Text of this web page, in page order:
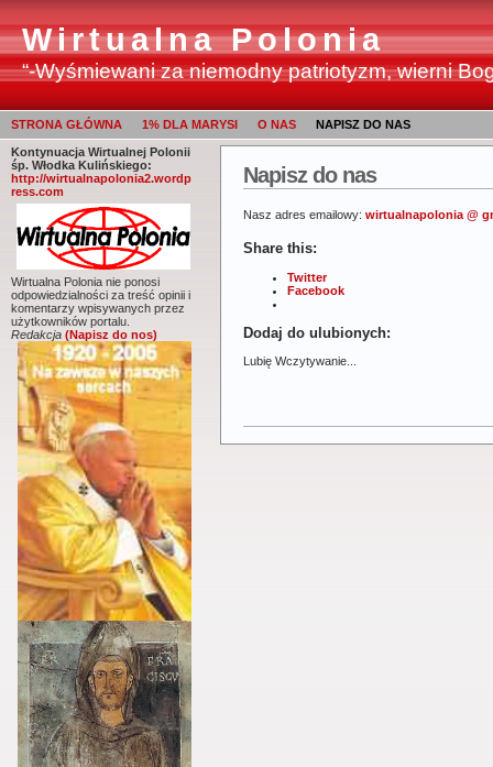
Wirtualna Polonia
“-Wyśmiewani za niemodny patriotyzm, wierni
STRONA GŁÓWNA 1% DLA MARYSI O NAS NAPISZ DO NAS
Kontynuacja Wirtualnej Polonii
śp. Włodka Kulińskiego:
http://wirtualnapolonia2.wordp
ress.com
Wirtualna Polonia nie ponosi
odpowiedzialności za treść opinii i
komentarzy wpisywanych przez
użytkowników portalu.
Redakcja (Napisz do nos)
Napisz do nas
Nasz adres emailowy: wirtualnapolonia @
Share this:
Twitter
Facebook
Dodaj do ulubionych:
Lubię Wczytywanie...